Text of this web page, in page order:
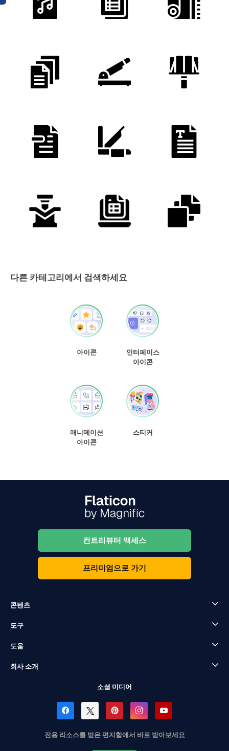
다른 카테고리에서 검색하세요
아이콘
인터페이스
아이콘
애니메이션
아이콘
스티커
컨트리뷰터 액세스
프리미엄으로 가기
콘텐츠
도구
도움
회사 소개
소셜 미디어
전용 리소스를 받은 편지함에서 바로 받아보세요